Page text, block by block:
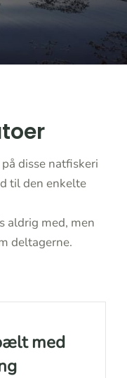
disse natfiskeri
til den enkelte
aldrig med, men
deltagerne.
med